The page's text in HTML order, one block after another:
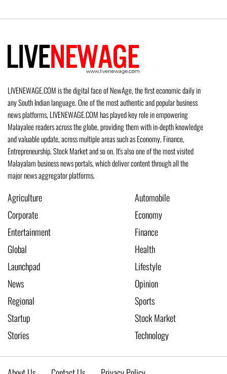
LIVENEWAGE.COM is the digital face of NewAge, the first economic daily in
any South Indian language. One of the most authentic and popular business
news platforms, LIVENEWAGE.COM has played key role in empowering
Malayalee readers across the globe, providing them with in-depth knowledge
and valuable update, across multiple areas such as Economy, Finance,
Entrepreneurship, Stock Market and so on. It's also one of the most visited
Malayalam business news portals, which deliver content through all the
major news aggregator platforms.
Agriculture
Automobile
Corporate
Economy
Entertainment
Finance
Global
Health
Launchpad
Lifestyle
News
Opinion
Regional
Sports
Startup
Stock Market
Stories
Technology